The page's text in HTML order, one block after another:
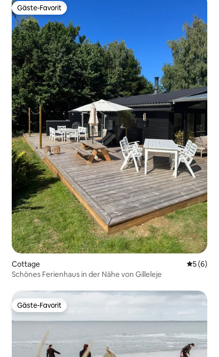
Gäste-Favorit
Gäste-Favorit
Cottage
5 (6)
Schönes Ferienhaus in der Nähe von Gilleleje
Gäste-Favorit
Gäste-Favorit